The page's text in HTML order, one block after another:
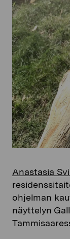
Anastasia
ohjelman
näyttelyn